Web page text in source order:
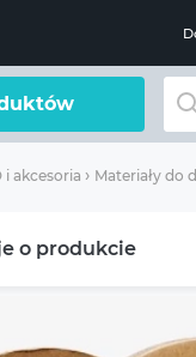
i akcesoria Materiały do
o produkcie